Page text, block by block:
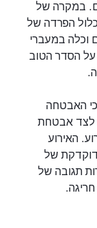
במקרה של
הפרדה של
וכלה במעברי
על הסדר הטוב
האבטחה
לצד אבטחת
האירוע
של
תגובה של